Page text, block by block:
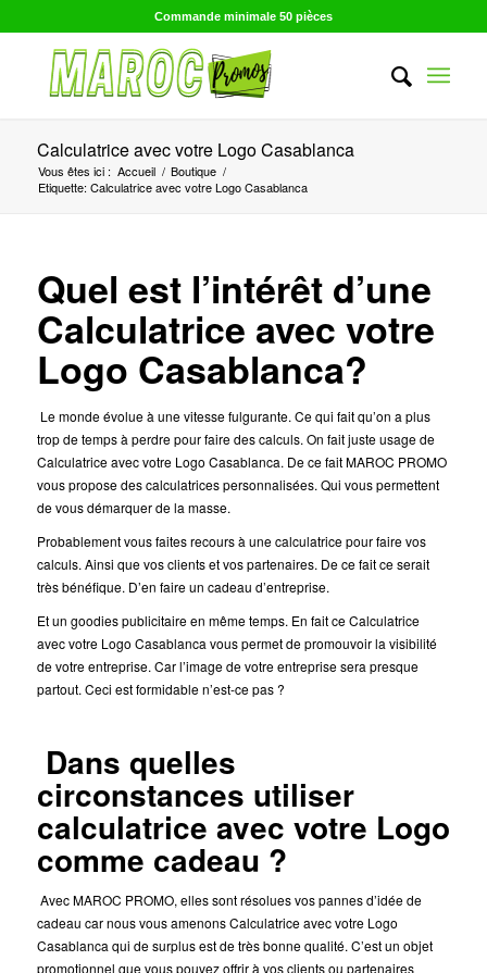
Commande minimale 50 pièces
Calculatrice avec votre Logo Casablanca
Vous êtes ici : Accueil / Boutique /
Etiquette: Calculatrice avec votre Logo Casablanca
Quel est l’intérêt d’une
Calculatrice avec votre
Logo Casablanca?
Le monde évolue à une vitesse fulgurante. Ce qui fait qu’on a plus
trop de temps à perdre pour faire des calculs. On fait juste usage de
Calculatrice avec votre Logo Casablanca. De ce fait MAROC PROMO
vous propose des calculatrices personnalisées. Qui vous permettent
de vous démarquer de la masse.
Probablement vous faites recours à une calculatrice pour faire vos
calculs. Ainsi que vos clients et vos partenaires. De ce fait ce serait
très bénéfique. D’en faire un cadeau d’entreprise.
Et un goodies publicitaire en même temps. En fait ce Calculatrice
avec votre Logo Casablanca vous permet de promouvoir la visibilité
de votre entreprise. Car l’image de votre entreprise sera presque
partout. Ceci est formidable n’est-ce pas ?
Dans quelles
circonstances utiliser
calculatrice avec votre Logo
comme cadeau ?
Avec MAROC PROMO, elles sont résolues vos pannes d’idée de
cadeau car nous vous amenons Calculatrice avec votre Logo
Casablanca qui de surplus est de très bonne qualité. C’est un objet
promotionnel que vous pouvez offrir à vos clients ou partenaires